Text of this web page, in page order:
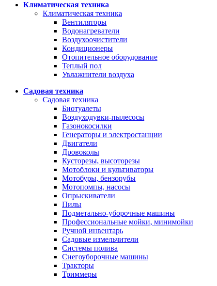
Климатическая техника
Климатическая техника
Вентиляторы
Водонагреватели
Воздухоочистители
Кондиционеры
Отопительное оборудование
Теплый пол
Увлажнители воздуха
Садовая техника
Садовая техника
Биотуалеты
Воздуходувки-пылесосы
Газонокосилки
Генераторы и электростанции
Двигатели
Дровоколы
Кусторезы, высоторезы
Мотоблоки и культиваторы
Мотобуры, бензорубы
Мотопомпы, насосы
Опрыскиватели
Пилы
Подметально-уборочные машины
Профессиональные мойки, минимойки
Ручной инвентарь
Садовые измельчители
Системы полива
Снегоуборочные машины
Тракторы
Триммеры